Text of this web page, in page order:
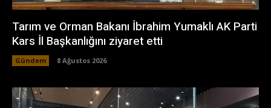
Tarım ve Orman Bakanı İbrahim Yumaklı AK Parti
Kars İl Başkanlığını ziyaret etti
Gündem 8 Ağustos 2026